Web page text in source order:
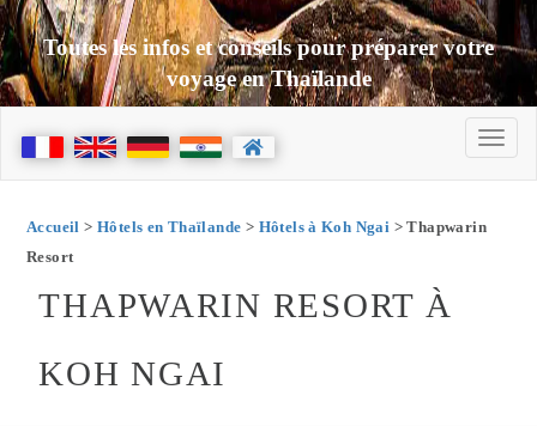
Toutes les infos et conseils pour préparer votre
voyage en Thaïlande
Accueil > Hôtels en Thaïlande > Hôtels à Koh Ngai > Thapwarin
Resort
THAPWARIN RESORT À
KOH NGAI